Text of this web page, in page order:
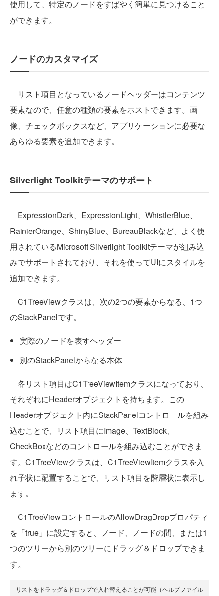
使用して、特定のノードをすばやく簡単に見つけること
ができます。
ノードのカスタマイズ
リスト項目となっているノードヘッダーはコンテンツ
要素なので、任意の種類の要素をホストできます。画
像、チェックボックスなど、アプリケーションに必要な
あらゆる要素を追加できます。
Silverlight Toolkitテーマのサポート
ExpressionDark、ExpressionLight、WhistlerBlue、
RainierOrange、ShinyBlue、BureauBlackなど、よく使
用されているMicrosoft Silverlight Toolkitテーマが組み込
みでサポートされており、それを使ってUIにスタイルを
追加できます。
C1TreeViewクラスは、次の2つの要素からなる、1つ
のStackPanelです。
実際のノードを表すヘッダー
別のStackPanelからなる本体
各リスト項目はC1TreeViewItemクラスになっており、
それぞれにHeaderオブジェクトを持ちます。この
Headerオブジェクト内にStackPanelコントロールを組み
込むことで、リスト項目にImage、TextBlock、
CheckBoxなどのコントロールを組み込むことができま
す。C1TreeViewクラスは、C1TreeViewItemクラスを入
れ子状に配置することで、リスト項目を階層状に表示し
ます。
C1TreeViewコントロールのAllowDragDropプロパティ
を「true」に設定すると、ノード、ノードの間、または1
つのツリーから別のツリーにドラッグ＆ドロップできま
す。
リストをドラッグ＆ドロップで入れ替えることが可能（ヘルプファイル